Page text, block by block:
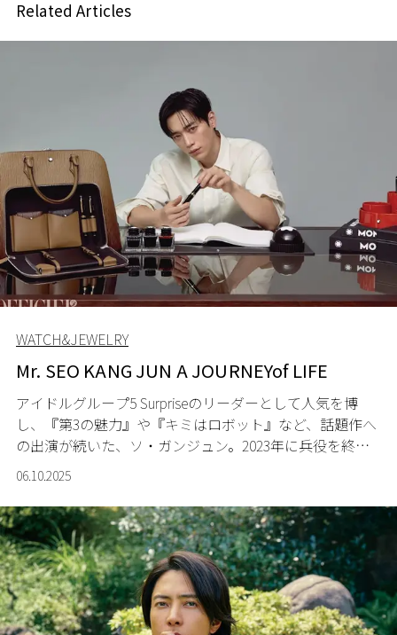
Related Articles
WATCH&JEWELRY
Mr. SEO KANG JUN A JOURNEYof LIFE
アイドルグループ5 Surpriseのリーダーとして人気を博
し、『第3の魅力』や『キミはロボット』など、話題作へ
の出演が続いた、ソ・ガンジュン。2023年に兵役を終
え、新たなフェーズに突入したアーティストに、彼の母
国、韓国ソウルで出会った。
06.10.2025